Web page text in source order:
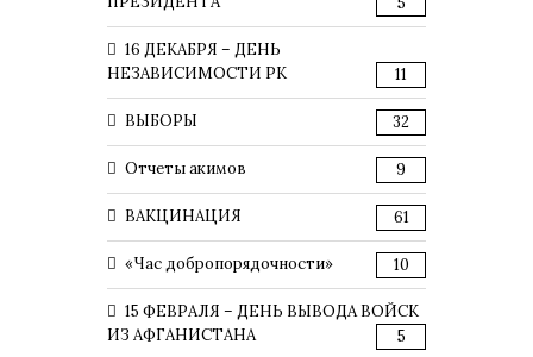
16 ДЕКАБРЯ – ДЕНЬ
НЕЗАВИСИМОСТИ РК
11
ВЫБОРЫ 32
Отчеты акимов 9
ВАКЦИНАЦИЯ 61
«Час добропорядочности» 10
15 ФЕВРАЛЯ – ДЕНЬ ВЫВОДА ВОЙСК
ИЗ АФГАНИСТАНА
5